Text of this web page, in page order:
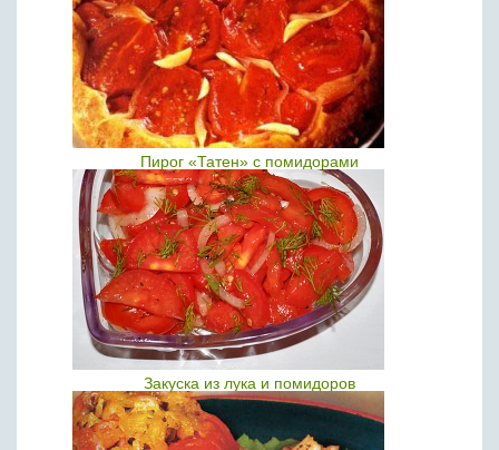
Пирог «Татен» с помидорами
Закуска из лука и помидоров